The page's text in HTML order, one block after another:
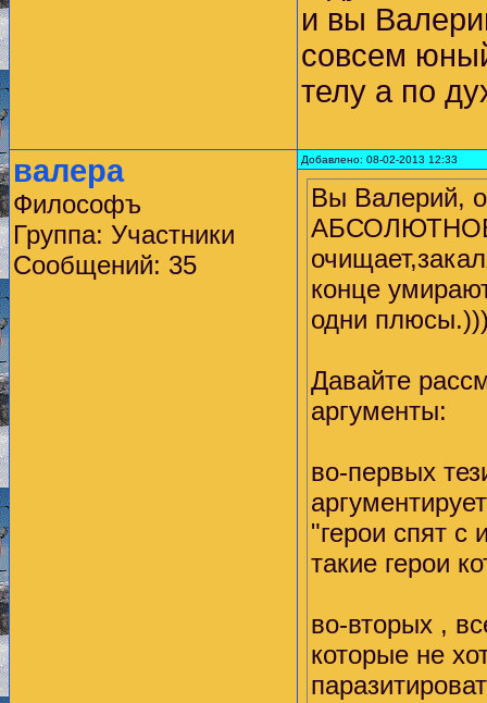
и вы
совсем
телу а по
валера
Философъ
Группа: Участники
Сообщений: 35
Добавлено: 08-02-2013 12:33
Вы Валерий,
АБСОЛЮТНОЕ
конце
одни
Давайте
аргументы:
во-первых
"герои спят с
такие герои
во-вторых ,
которые не